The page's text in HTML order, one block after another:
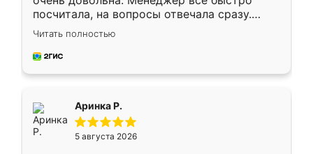
посчитала, на вопросы отвечала сразу.
Замерщик приехал в субботу, подошёл к
делу со всей ответственностью. Собрали
за день, ребята работали аккуратно, даже
Читать полностью
Аринка Р.
5 августа 2026